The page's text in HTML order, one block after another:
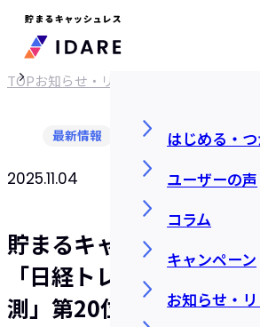
はじめる・
ユーザーの声
コラム
キャンペーン
お知らせ・
TOPお知らせ・リリース
2025.11.04
最新情報
貯まるキャッシュレス「
「日経トレンディ2026年
測」第20位に選ばれま